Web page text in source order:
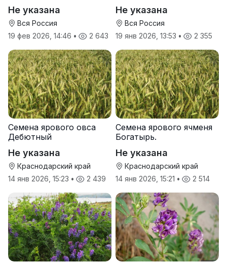
Не указана
Вся Россия
19 фев 2026, 14:46 • 2 643
Не указана
Вся Россия
19 янв 2026, 13:53 • 2 355
Семена ярового овса
Дебютный
Не указана
Краснодарский край
14 янв 2026, 15:23 • 2 439
Семена ярового ячменя
Богатырь.
Не указана
Краснодарский край
14 янв 2026, 15:21 • 2 514